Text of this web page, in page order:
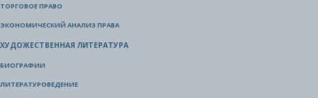
ТОРГОВОЕ ПРАВО
ЭКОНОМИЧЕСКИЙ АНАЛИЗ ПРАВА
ХУДОЖЕСТВЕННАЯ ЛИТЕРАТУРА
БИОГРАФИИ
ЛИТЕРАТУРОВЕДЕНИЕ